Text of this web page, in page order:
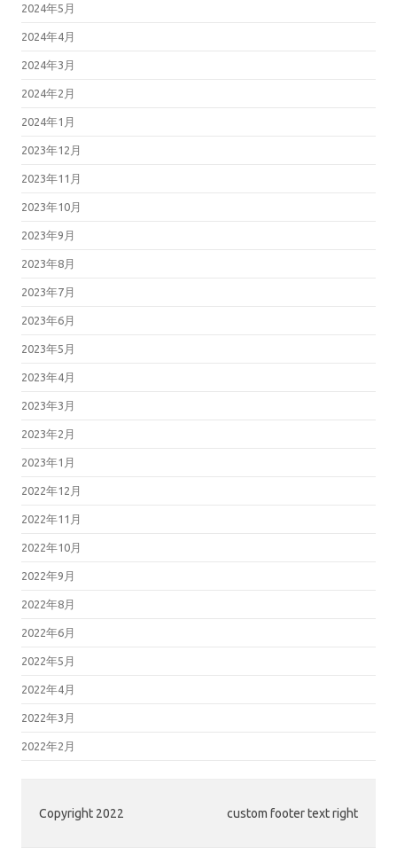
2024年5月
2024年4月
2024年3月
2024年2月
2024年1月
2023年12月
2023年11月
2023年10月
2023年9月
2023年8月
2023年7月
2023年6月
2023年5月
2023年4月
2023年3月
2023年2月
2023年1月
2022年12月
2022年11月
2022年10月
2022年9月
2022年8月
2022年6月
2022年5月
2022年4月
2022年3月
2022年2月
Copyright 2022 custom footer text right